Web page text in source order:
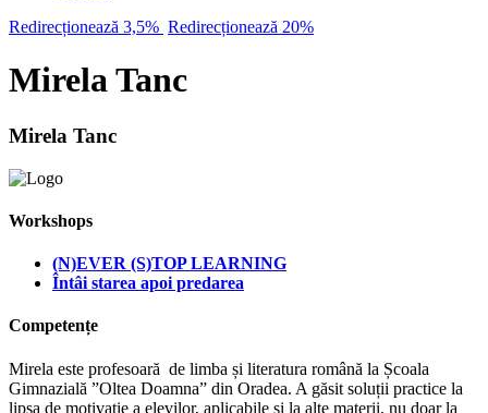
Redirecționează 3,5% Redirecționează 20%
Mirela Tanc
Mirela Tanc
Workshops
(N)EVER (S)TOP LEARNING
Întâi starea apoi predarea
Competențe
Mirela este profesoară de limba și literatura română la Școala
Gimnazială ”Oltea Doamna” din Oradea. A găsit soluții practice la
lipsa de motivație a elevilor, aplicabile și la alte materii, nu doar la